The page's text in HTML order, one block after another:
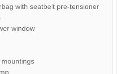
with seatbelt pre-tensioner
window
mountings